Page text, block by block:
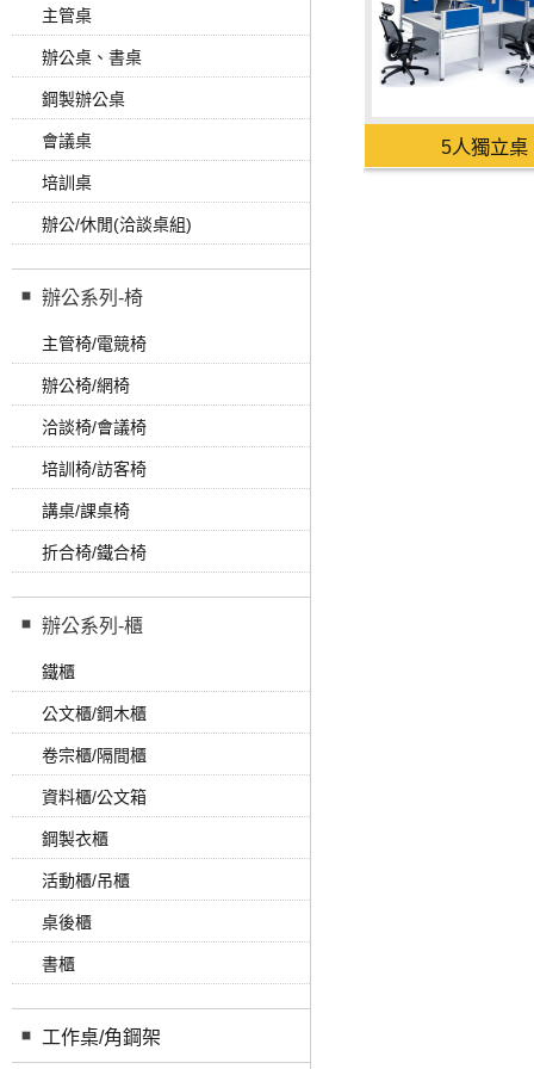
主管桌
辦公桌、書桌
鋼製辦公桌
會議桌
培訓桌
辦公/休閒(洽談桌組)
辦公系列-椅
主管椅/電競椅
辦公椅/網椅
洽談椅/會議椅
培訓椅/訪客椅
講桌/課桌椅
折合椅/鐵合椅
辦公系列-櫃
鐵櫃
公文櫃/鋼木櫃
卷宗櫃/隔間櫃
資料櫃/公文箱
鋼製衣櫃
活動櫃/吊櫃
桌後櫃
書櫃
工作桌/角鋼架
5人獨立桌